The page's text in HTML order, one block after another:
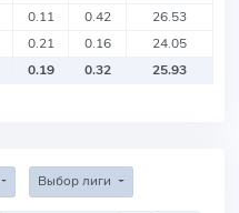
0.11 0.42
26.53
0.21 0.16
24.05
0.19 0.32 25.93
Выбор лиги